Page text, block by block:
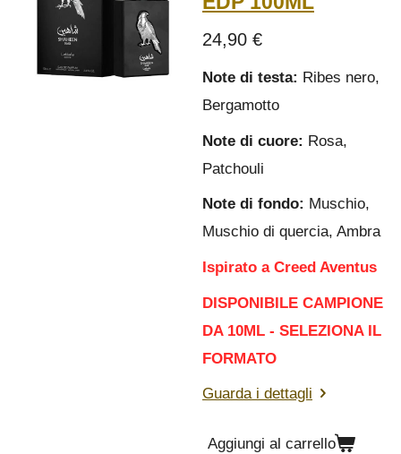
24,90 €
Note di testa: Ribes nero,
Bergamotto
Note di cuore: Rosa,
Patchouli
Note di fondo: Muschio,
Muschio di quercia, Ambra
Ispirato a Creed Aventus
DISPONIBILE CAMPIONE
DA 10ML - SELEZIONA IL
FORMATO
Guarda i dettagli
Aggiungi al carrello